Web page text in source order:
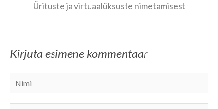
Ürituste ja virtuaalüksuste nimetamisest
Kirjuta esimene kommentaar